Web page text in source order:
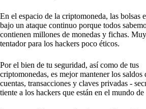
En el espacio de la criptomoneda, las bolsas
bajo un ataque continuo porque todos
contienen millones de monedas y fichas. Muy
tentador para los hackers poco éticos.
Por el bien de tu seguridad, así como de tus
criptomonedas, es mejor mantener los saldos
cuentas, transacciones y claves privadas -
tiente a los hackers que están en el mundo